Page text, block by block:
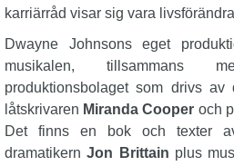
karriärråd visar sig vara
Dwayne Johnsons eget
musikalen, tillsammans
produktionsbolaget som drivs
låtskrivaren Miranda Cooper och
Det finns en bok och texter
dramatikernJon Brittain plus